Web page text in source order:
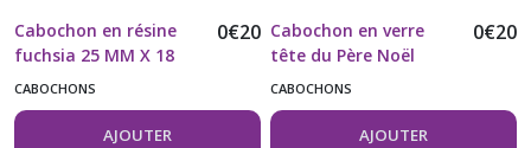
Cabochon en résine
fuchsia 25 MM X 18
MM vendu à l'unité
0€20
CABOCHONS
AJOUTER
Cabochon en verre
tête du Père Noël
16MM vendu à l'unité
0€20
CABOCHONS
AJOUTER